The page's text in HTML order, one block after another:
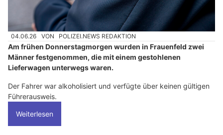
04.06.26 VON POLIZEI.NEWS REDAKTION
Am frühen Donnerstagmorgen wurden in Frauenfeld zwei
Männer festgenommen, die mit einem gestohlenen
Lieferwagen unterwegs waren.
Der Fahrer war alkoholisiert und verfügte über keinen gültigen
Führerausweis.
Weiterlesen